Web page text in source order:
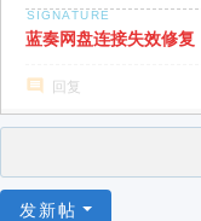
蓝奏网盘连接失效修复
回复
发新帖